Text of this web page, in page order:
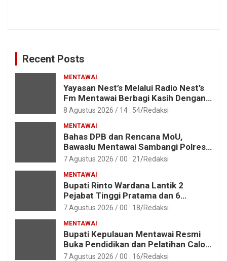
Recent Posts
MENTAWAI
Yayasan Nest’s Melalui Radio Nest’s
Fm Mentawai Berbagi Kasih Dengan
Anak – Anak Asrama SMAN 2 Sipora
8 Agustus 2026 / 14 : 54 Redaksi
MENTAWAI
Bahas DPB dan Rencana MoU,
Bawaslu Mentawai Sambangi Polres
Mentawai
7 Agustus 2026 / 00 : 21 Redaksi
MENTAWAI
Bupati Rinto Wardana Lantik 2
Pejabat Tinggi Pratama dan 6
Pejabat Fungsional di Lingkungan
7 Agustus 2026 / 00 : 18 Redaksi
MENTAWAI
Bupati Kepulauan Mentawai Resmi
Buka Pendidikan dan Pelatihan Calon
Paskibraka Tahun 2026
7 Agustus 2026 / 00 : 16 Redaksi